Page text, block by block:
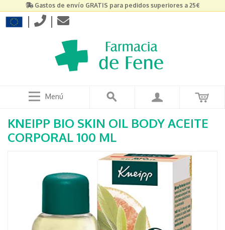
Gastos de envío GRATIS para pedidos superiores a 25€
| |
Menú
KNEIPP BIO SKIN OIL BODY ACEITE
CORPORAL 100 ML